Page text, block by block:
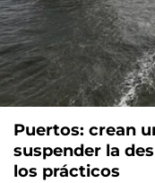
Puertos: crean
suspender la
los prácticos